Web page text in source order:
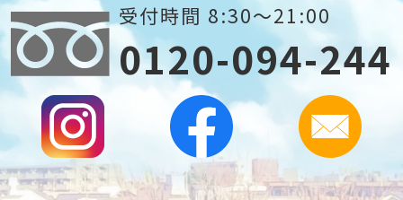
受付時間 8:30～21:00
0120-094-244